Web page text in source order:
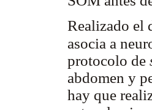
Realizado el
asocia a
protocolo de
abdomen y
hay que